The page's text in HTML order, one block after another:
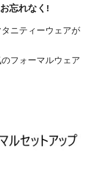
忘れなく!
ニティーウェアが
フォーマルウェア